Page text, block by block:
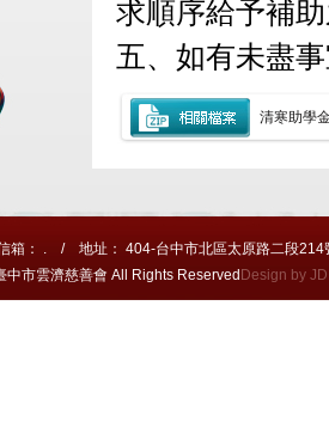
求順序給予補
五、如有未盡
清寒助學
： . / 地址： 404-台中市北區太原路二段214
市雲濟慈善會 All Rights Reserved Design by